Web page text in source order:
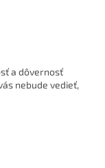
a dôvernosť
nebude vedieť,